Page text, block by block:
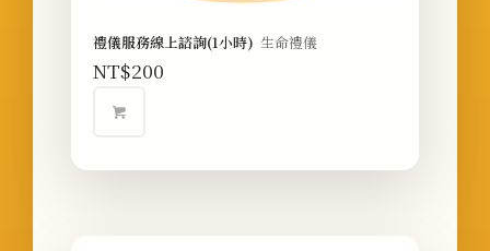
禮儀服務線上諮詢(1小時) 生命禮儀
NT$200